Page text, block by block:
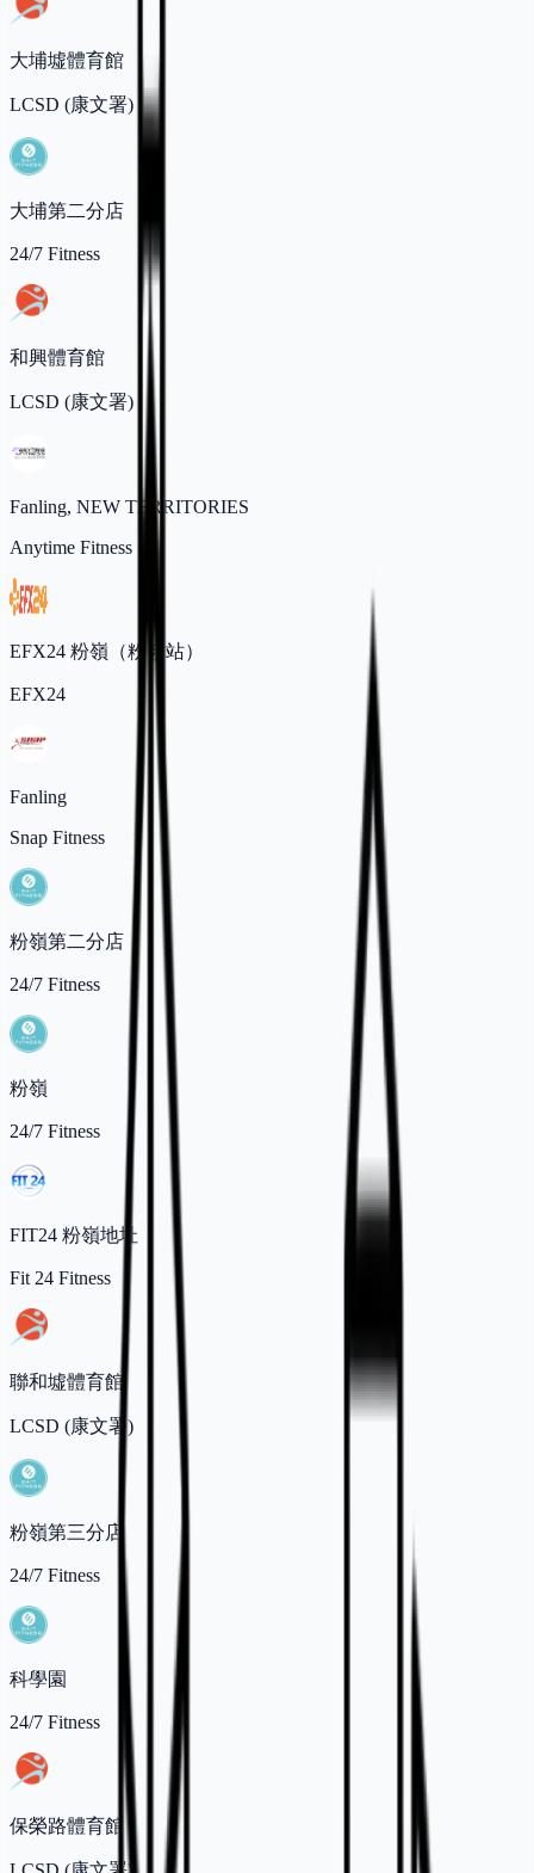
大埔墟體育館
LCSD (康文署)
大埔第二分店
24/7 Fitness
和興體育館
LCSD (康文署)
Fanling, NEW TERRITORIES
Anytime Fitness
EFX24 粉嶺（粉嶺站）
EFX24
Fanling
Snap Fitness
粉嶺第二分店
24/7 Fitness
粉嶺
24/7 Fitness
FIT24 粉嶺地址
Fit 24 Fitness
聯和墟體育館
LCSD (康文署)
粉嶺第三分店
24/7 Fitness
科學園
24/7 Fitness
保榮路體育館